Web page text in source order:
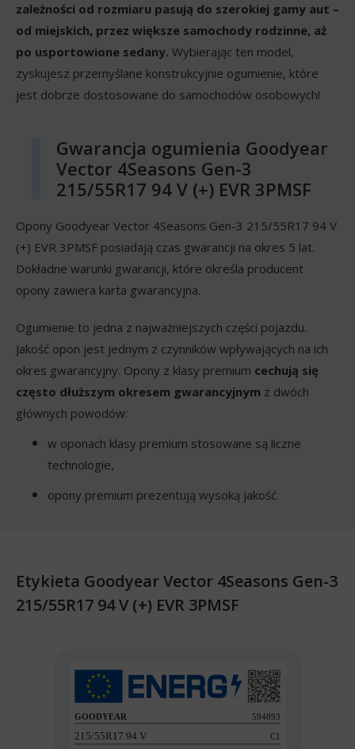
zależności od rozmiaru pasują do szerokiej gamy aut –
od miejskich, przez większe samochody rodzinne, aż
po usportowione sedany. Wybierając ten model,
zyskujesz przemyślane konstrukcyjnie ogumienie, które
jest dobrze dostosowane do samochodów osobowych!
Gwarancja ogumienia Goodyear
Vector 4Seasons Gen-3
215/55R17 94 V (+) EVR 3PMSF
Opony Goodyear Vector 4Seasons Gen-3 215/55R17 94 V
(+) EVR 3PMSF posiadają czas gwarancji na okres 5 lat.
Dokładne warunki gwarancji, które określa producent
opony zawiera karta gwarancyjna.
Ogumienie to jedna z najważniejszych części pojazdu.
Jakość opon jest jednym z czynników wpływających na ich
okres gwarancyjny. Opony z klasy premium cechują się
często dłuższym okresem gwarancyjnym z dwóch
głównych powodów:
w oponach klasy premium stosowane są liczne
technologie,
opony premium prezentują wysoką jakość.
Etykieta Goodyear Vector 4Seasons Gen-3
215/55R17 94 V (+) EVR 3PMSF